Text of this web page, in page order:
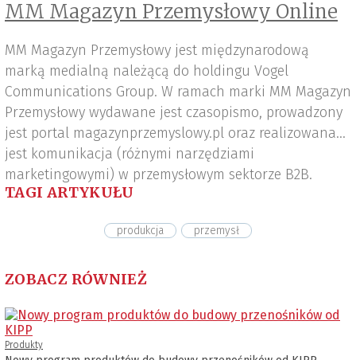
MM Magazyn Przemysłowy Online
MM Magazyn Przemysłowy jest międzynarodową
marką medialną należącą do holdingu Vogel
Communications Group. W ramach marki MM Magazyn
Przemysłowy wydawane jest czasopismo, prowadzony
jest portal magazynprzemyslowy.pl oraz realizowana
jest komunikacja (różnymi narzędziami
marketingowymi) w przemysłowym sektorze B2B.
TAGI ARTYKUŁU
produkcja przemysł
ZOBACZ RÓWNIEŻ
Produkty